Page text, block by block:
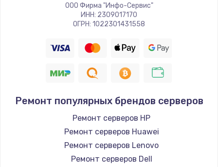
Замена ТЭНа
2500 руб.
1400 руб.
Замена / ремонт электронного модуля
управления
600 руб.
Заказать
ООО Фирма "Инфо-Сервис"
ИНН: 2309017170
ОГРН: 1022301431558
Ремонт популярных брендов серверов
Ремонт серверов HP
Ремонт серверов Huawei
Ремонт серверов Lenovo
Ремонт серверов Dell